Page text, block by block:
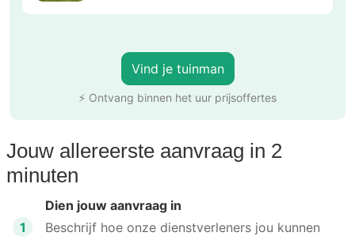
Vind je tuinman
⚡ Ontvang binnen het uur prijsoffertes
Jouw allereerste aanvraag in 2
minuten
1
Dien jouw aanvraag in
Beschrijf hoe onze dienstverleners jou kunnen